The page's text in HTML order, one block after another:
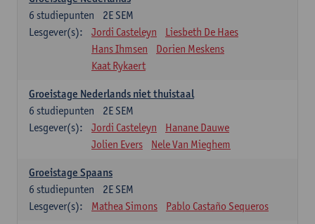
2E SEM
6 studiepunten
Lesgever(s):
Jordi Casteleyn
Liesbeth De Haes
Hans Ihmsen
Dorien Meskens
Kaat Rykaert
Groeistage Nederlands niet thuistaal
2E SEM
6 studiepunten
Lesgever(s):
Jordi Casteleyn
Hanane Dauwe
Jolien Evers
Nele Van Mieghem
Groeistage Spaans
2E SEM
6 studiepunten
Lesgever(s):
Mathea Simons Pablo Castaño Sequeros